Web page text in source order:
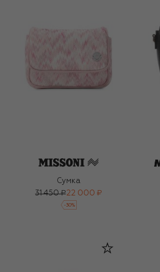
Сумка
31 450 ₽22 000 ₽
-30%